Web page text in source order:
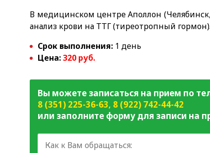
В медицинском центре Аполлон
анализ крови на ТТГ (тиреотропный
Срок выполнения: 1 день
Цена:320 руб.
Вы можете записаться на прием по
8 (351) 225-36-63, 8 (922) 742-44-42
или заполните форму для записи на